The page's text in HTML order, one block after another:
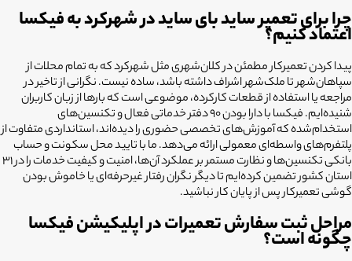
چرا برای تعمیر ساید بای ساید در شهرکرد به فیکسا
اعتماد کنیم؟
پیدا کردن تعمیرکار مطمئن در کلان‌شهری مثل شهرکرد که به تمام محلات از
سپاهان‌شهر تا ملک‌شهر اشراف داشته باشد، ساده نیست. نگرانی از تاخیر در
مراجعه یا استفاده از قطعات کارکرده، موضوعی است که بارها از زبان کاربران
شنیده‌ایم. فیکسا با دارا بودن ۹۰ دفتر خدماتی فعال و تکنسین‌های
استخدام‌شده که آموزش‌های تخصصی حضوری را دیده‌اند، استانداردی متفاوت از
پلتفرم‌های واسطه‌ای معمولی ارائه می‌دهد. ما با تایید محل سکونت و حساب
بانکی تکنسین‌ها و نظارت مستمر بر عملکرد آن‌ها، امنیت و کیفیت خدمات را در ۳۱
استان کشور تضمین کرده‌ایم تا دیگر نگران رفتار غیرحرفه‌ای یا خاموش بودن
گوشی تعمیرکار پس از پایان کار نباشید.
مراحل ثبت سفارش تعمیرات در اپلیکیشن فیکسا
چگونه است؟